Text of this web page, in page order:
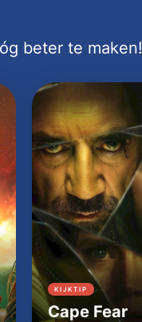
beter te maken!
KIJKTIP
Cape Fear